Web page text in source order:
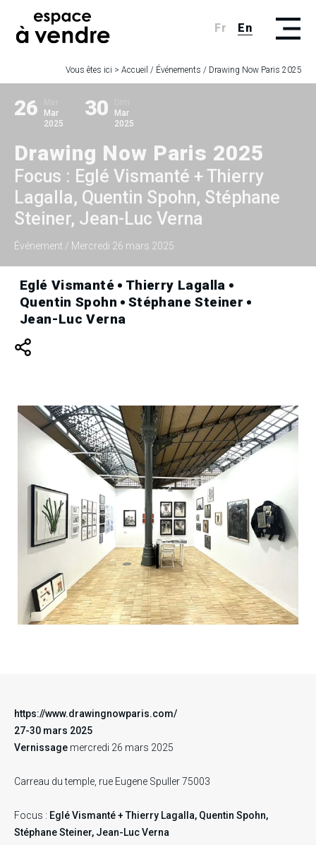
Fr En
Vous êtes ici > Accueil / Événements / Drawing Now Paris 2025
26
Mar
2025
30
Mar
2025
Drawing Now Paris 2025
Focus : Eglé Vismanté + Thierry
Lagalla, Quentin Spohn, Stéphane
Steiner, Jean-Luc Verna
Événement / Mercredi 26 mars 2025
Eglé Vismanté
Thierry Lagalla
Quentin Spohn
Stéphane Steiner
Jean-Luc Verna
https://www.drawingnowparis.com/
27-30 mars 2025
Vernissage mercredi 26 mars 2025
Carreau du temple, rue Eugene Spuller 75003
Focus : Eglé Vismanté + Thierry Lagalla, Quentin Spohn,
Stéphane Steiner, Jean-Luc Verna